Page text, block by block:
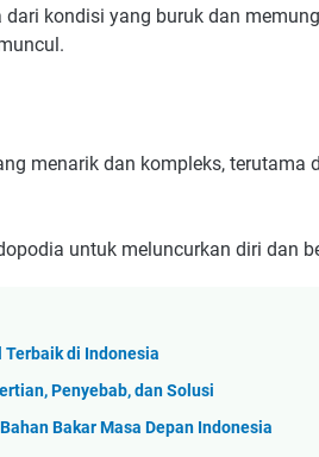
kondisi yang buruk dan
menarik dan kompleks, terutama
untuk meluncurkan diri dan
di Indonesia
Penyebab, dan Solusi
Bakar Masa Depan Indonesia